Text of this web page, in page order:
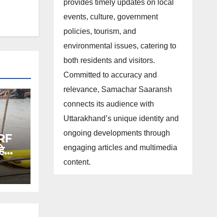
provides timely updates on local
events, culture, government
policies, tourism, and
environmental issues, catering to
both residents and visitors.
Committed to accuracy and
relevance, Samachar Saaransh
connects its audience with
Uttarakhand’s unique identity and
ongoing developments through
engaging articles and multimedia
content.